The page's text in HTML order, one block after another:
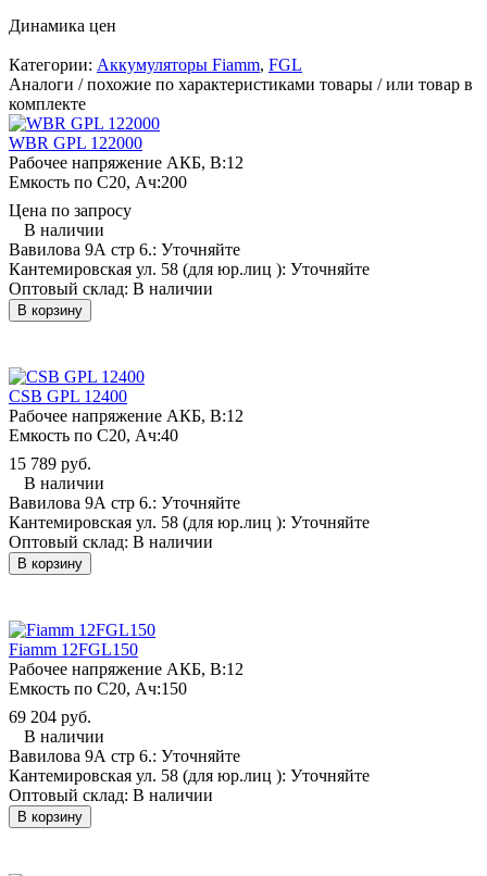
Динамика цен
Категории: Аккумуляторы Fiamm, FGL
Аналоги / похожие по характеристиками товары / или товар в
комплекте
WBR GPL 122000
Рабочее напряжение АКБ, B:12
Емкость по С20, Ач:200
Цена по запросу
В наличии
Вавилова 9А стр 6.: Уточняйте
Кантемировская ул. 58 (для юр.лиц ): Уточняйте
Оптовый склад: В наличии
В корзину
CSB GPL 12400
Рабочее напряжение АКБ, B:12
Емкость по С20, Ач:40
15 789 руб.
В наличии
Вавилова 9А стр 6.: Уточняйте
Кантемировская ул. 58 (для юр.лиц ): Уточняйте
Оптовый склад: В наличии
В корзину
Fiamm 12FGL150
Рабочее напряжение АКБ, B:12
Емкость по С20, Ач:150
69 204 руб.
В наличии
Вавилова 9А стр 6.: Уточняйте
Кантемировская ул. 58 (для юр.лиц ): Уточняйте
Оптовый склад: В наличии
В корзину